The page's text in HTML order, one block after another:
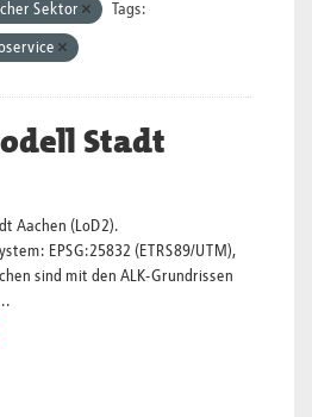
Sektor Tags:
Stadt
Aachen (LoD2).
EPSG:25832 (ETRS89/UTM),
sind mit den ALK-Grundrissen